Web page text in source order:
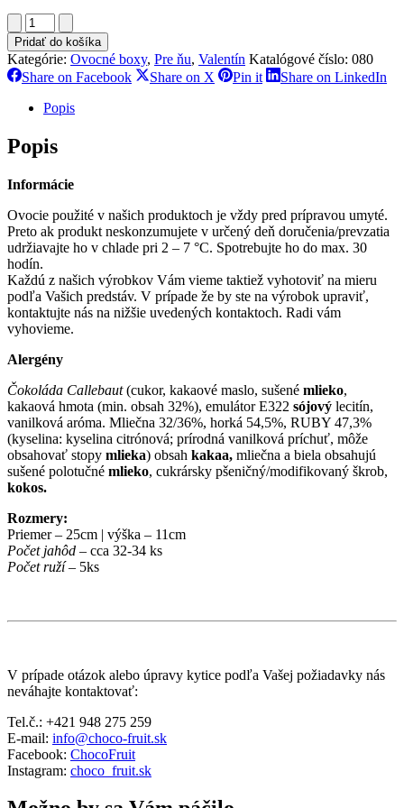
množstvo
Rose
box
Pridať do košíka
Kategórie: Ovocné boxy, Pre ňu, Valentín Katalógové číslo: 080
Share on FacebookShareShare on X SharePin itShareShare on LinkedIn
Popis
Popis
Informácie
Ovocie použité v našich produktoch je vždy pred prípravou umyté.
Preto ak produkt neskonzumujete v určený deň doručenia/prevzatia
udržiavajte ho v chlade pri 2 – 7 °C. Spotrebujte ho do max. 30
hodín.
Každú z našich výrobkov Vám vieme taktiež vyhotoviť na mieru
podľa Vašich predstáv. V prípade že by ste na výrobok upraviť,
kontaktujte nás na nižšie uvedených kontaktoch. Radi vám
vyhovieme.
Alergény
Čokoláda Callebaut(cukor, kakaové maslo, sušené mlieko,
kakaová hmota (min. obsah 32%), emulátor E322 sójový lecitín,
vanilková aróma. Mliečna 32/36%, horká 54,5%, RUBY 47,3%
(kyselina: kyselina citrónová; prírodná vanilková príchuť, môže
obsahovať stopy mlieka) obsah kakaa, mliečna a biela obsahujú
sušené polotučné mlieko, cukrársky pšeničný/modifikovaný škrob,
kokos.
Rozmery:
Priemer – 25cm | výška – 11cm
Počet jahôd – cca 32-34 ks
Počet ruží– 5ks
V prípade otázok alebo úpravy kytice podľa Vašej požiadavky nás
neváhajte kontaktovať:
Tel.č.: +421 948 275 259
E-mail: info@choco-fruit.sk
Facebook: ChocoFruit
Instagram: choco_fruit.sk